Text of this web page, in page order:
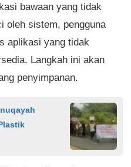
bawaan yang tidak
oleh sistem, pengguna
aplikasi yang tidak
Langkah ini akan
penyimpanan.